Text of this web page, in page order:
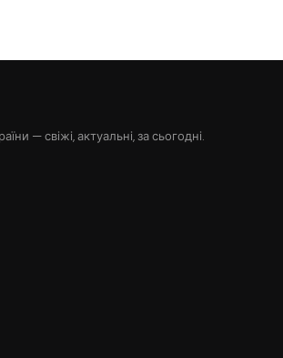
— свіжі, актуальні, за сьогодні.